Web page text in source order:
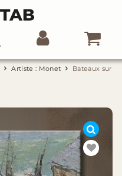
Artiste : Monet
Bateaux sur